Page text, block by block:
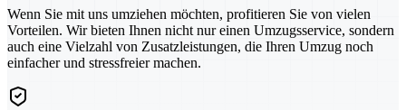
Wenn Sie mit uns umziehen möchten, profitieren Sie von vielen
Vorteilen. Wir bieten Ihnen nicht nur einen Umzugsservice, sondern
auch eine Vielzahl von Zusatzleistungen, die Ihren Umzug noch
einfacher und stressfreier machen.